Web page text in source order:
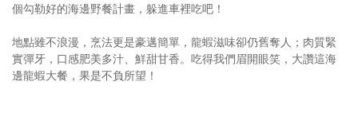
個勾勒好的海邊野餐計畫，躲進車裡吃吧！
地點雖不浪漫，烹法更是豪邁簡單，龍蝦滋味卻仍舊奪人；肉質緊
實彈牙，口感肥美多汁、鮮甜甘香。吃得我們眉開眼笑，大讚這海
邊龍蝦大餐，果是不負所望！